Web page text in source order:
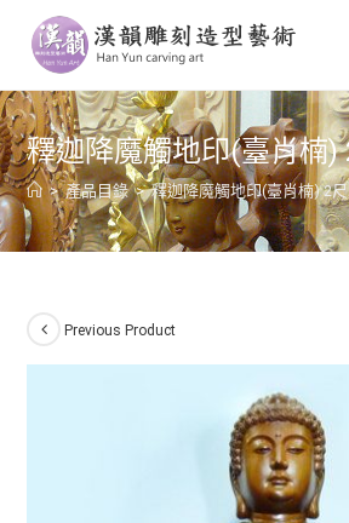
釋迦降魔觸地印(臺肖楠)
> 產品目錄 > 釋迦降魔觸地印(臺肖楠) 2
Previous Product